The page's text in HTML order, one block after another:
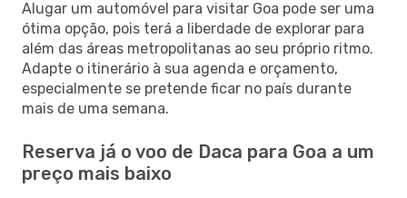
Alugar um automóvel para visitar Goa pode ser uma
ótima opção, pois terá a liberdade de explorar para
além das áreas metropolitanas ao seu próprio ritmo.
Adapte o itinerário à sua agenda e orçamento,
especialmente se pretende ficar no país durante
mais de uma semana.
Reserva já o voo de Daca para Goa a um
preço mais baixo